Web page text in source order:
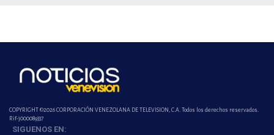
COPYRIGHT ©2026 CORPORACIÓN VENEZOLANA DE TELEVISION, C.A. Todos los derechos reservados.
Rif-j000089337
SIGUENOS EN: